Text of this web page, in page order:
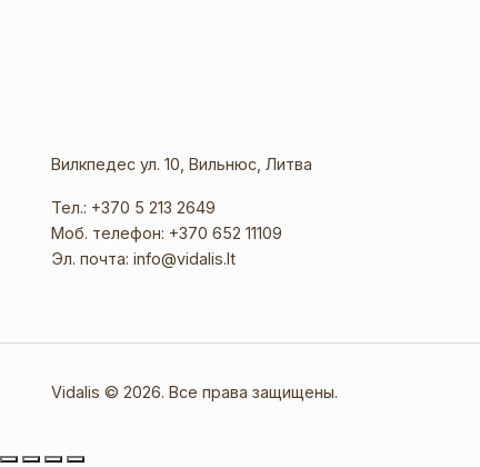
Вилкпедес ул. 10, Вильнюс, Литва
Тел.: +370 5 213 2649
Моб. телефон: +370 652 11109
Эл. почта: info@vidalis.lt
Vidalis © 2026. Все права защищены.